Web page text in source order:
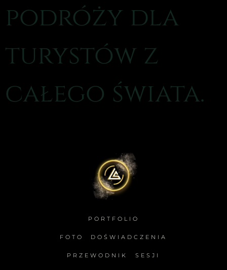
podróży dla
turystów z
całego świata.
PORTFOLIO
FOTO DOŚWIADCZENIA
PRZEWODNIK SESJI